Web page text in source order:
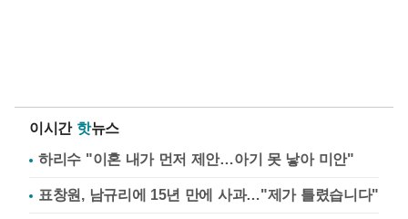
이시간 핫뉴스
하리수 "이혼 내가 먼저 제안…아기 못 낳아 미안"
표창원, 남규리에 15년 만에 사과…"제가 틀렸습니다"